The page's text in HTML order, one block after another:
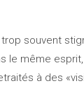
souvent
le même
à des